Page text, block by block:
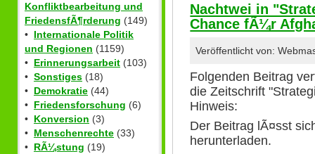
Konfliktbearbeitung und
FriedensfÃ¶rderung (149)
• Internationale Politik
und Regionen (1159)
• Erinnerungsarbeit (103)
• Sonstiges (18)
• Demokratie (44)
• Friedensforschung (6)
• Konversion (3)
• Menschenrechte (33)
• RÃ¼stung (19)
Nachtwei in
Chance fÃ¼r
Veröffentlicht von:
Folgenden Beitrag
die Zeitschrift
Hinweis:
Der Beitrag lÃ¤sst
herunterladen.